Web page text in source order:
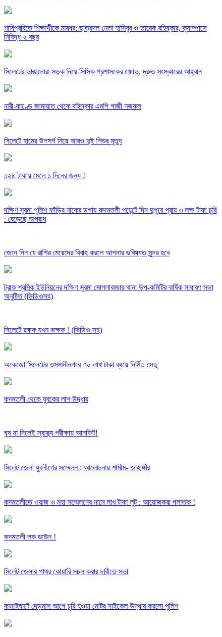
শাবিপ্রবিতে শিক্ষার্থীকে মারধর: ছাত্রদল নেতা হাসিবুর ও তারেক বহিষ্কার, ক্যাম্পাসে
নিষিদ্ধ ২ বছর
সিলেটের ভাঙাচোরা সড়ক নিয়ে সিসিক প্রশাসকের ক্ষোভ, দ্রুত সংস্কারের আহ্বান
নারী-কাণ্ডে জামায়াত থেকে বহিস্কার এমপি গাজী নজরুল
সিলেটে হামের উপসর্গ নিয়ে আরও দুই শিশুর মৃত্যু
১২৪ টাকায় মেলে ১ দিনের জন্য !
দক্ষিণ সুরমা পুলিশ ফাঁড়ির নাকের ডগায় কদমতলী পয়েন্টে দিন দুপুরে প্রায় ৩ লক্ষ টাকা চুরি
: বেড়েছে অপরাধ
জেনে নিন যে রাশির মেয়েদের বিবাহ করলে আপনার ভবিষ্যত সুন্দর হবে
ট্রাক শ্রমিক ইউনিয়নের দক্ষিণ সুরমা মোগলাবাজার থানা উপ-কমিটির বার্ষিক সাধারণ সভা
অনুষ্টিত (ভিডিওসহ)
সিলেটে রক্ষক যখন ভক্ষক ! (ভিডিও সহ)
অকেজো সিলেটের ওসমানীনগরে ৭০ লাখ টাকা ব্যয়ে নির্মিত সেতু
কদমতলী থেকে যুবকের লাশ উদ্ধার
ঘুষ না দিলেই স্বাস্থ্য পরীক্ষায় আনফিট!
সিলেট জেলা যুবলীগের সম্মেলন : আলোচনায় শামীম- জাহাঙ্গীর
কদমতলীতে ওয়াজ ও মহা সম্মেলনের নামে লাখ টাকা লুট : আয়োজকরা পলাতক !
কদমতলী লক ডাউন !
সিলেট জেলার পাথর কোয়ারি সচল করার দাবীতে সভা
কানাইঘাটে দেড়মাস আগে চুরি হওয়া মোটর সাইকেল উদ্ধার করলো পুলিশ